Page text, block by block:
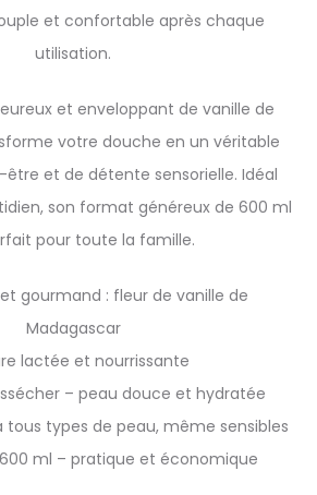
et confortable après chaque
utilisation.
et enveloppant de vanille de
votre douche en un véritable
et de détente sensorielle. Idéal
son format généreux de 600 ml
pour toute la famille.
gourmand : fleur de vanille de
Madagascar
lactée et nourrissante
– peau douce et hydratée
tous types de peau, même sensibles
ml – pratique et économique